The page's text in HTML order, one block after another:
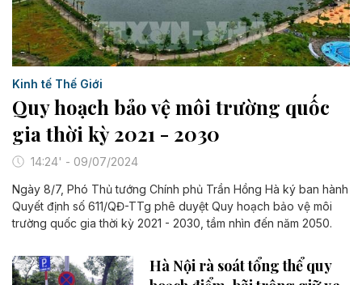
Kinh tế Thế Giới
Quy hoạch bảo vệ môi trường quốc
gia thời kỳ 2021 - 2030
14:24' - 09/07/2024
Ngày 8/7, Phó Thủ tướng Chính phủ Trần Hồng Hà ký ban hành
Quyết định số 611/QĐ-TTg phê duyệt Quy hoạch bảo vệ môi
trường quốc gia thời kỳ 2021 - 2030, tầm nhìn đến năm 2050.
Hà Nội rà soát tổng thể quy